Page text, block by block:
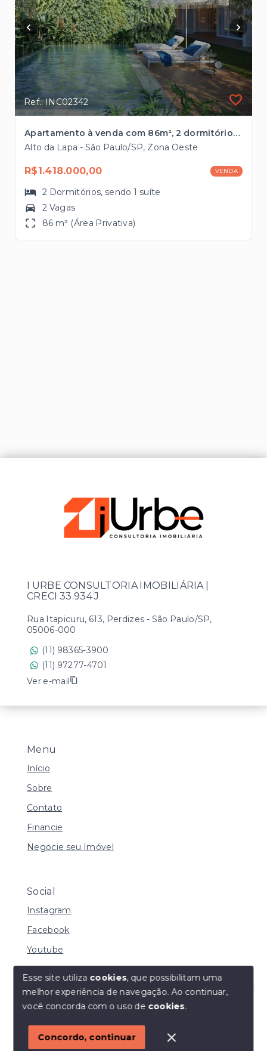
Ref.: INC02342
Apartamento à venda com 86m², 2 dormitórios, 2 vagas no Alto da Lapa
Alto da Lapa - São Paulo/SP, Zona Oeste
R$1.418.000,00 VENDA
2 Dormitórios, sendo1 suíte
2 Vagas
86 m² (Área Privativa)
Olá! Estamos disponíveis para te ajudar.
Menu
Início
Sobre
Contato
Financie
Negocie seu Imóvel
Social
Instagram
Facebook
Youtube
© Copyright 2026 - I URBE CONSULTORIA
IMOBILIÁRIA | CRECI 33.934 J - Todos os direitos
SITE PARA IMOBILIARIA
I URBE CONSULTORIA IMOBILIÁRIA |
CRECI 33.934 J
Rua Itapicuru, 613, Perdizes - São Paulo/SP,
05006-000
(11) 98365-3900
(11) 97277-4701
Ver e-mail
Esse site utiliza cookies, que possibilitam uma
melhor experiência de navegação.Ao continuar,
você concorda com o uso de cookies.
Concordo, continuar